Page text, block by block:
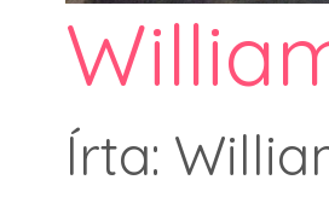
Írta: